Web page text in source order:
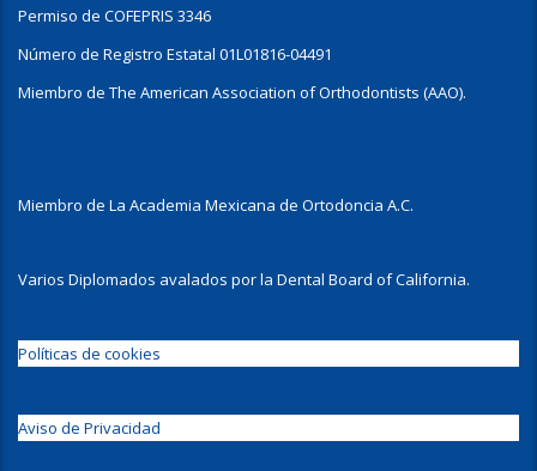
Permiso de COFEPRIS 3346
Número de Registro Estatal 01L01816-04491
Miembro de The American Association of Orthodontists (AAO).
Miembro de La Academia Mexicana de Ortodoncia A.C.
Varios Diplomados avalados por la Dental Board of California.
Políticas de cookies
Aviso de Privacidad